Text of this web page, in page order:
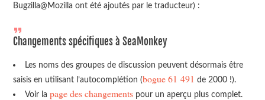
Bugzilla@Mozilla ont été ajoutés par le traducteur) :
Changements spécifiques à SeaMonkey
Les noms des groupes de discussion peuvent désormais être
saisis en utilisant l’autocomplétion (bogue 61 491 de 2000 !).
Voir la page des changementspour un aperçu plus complet.